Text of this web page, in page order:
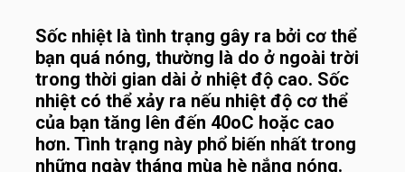
Sốc nhiệt là tình trạng gây ra bởi cơ thể
bạn quá nóng, thường là do ở ngoài trời
trong thời gian dài ở nhiệt độ cao. Sốc
nhiệt có thể xảy ra nếu nhiệt độ cơ thể
của bạn tăng lên đến 40oC hoặc cao
hơn. Tình trạng này phổ biến nhất trong
những ngày tháng mùa hè nắng nóng.